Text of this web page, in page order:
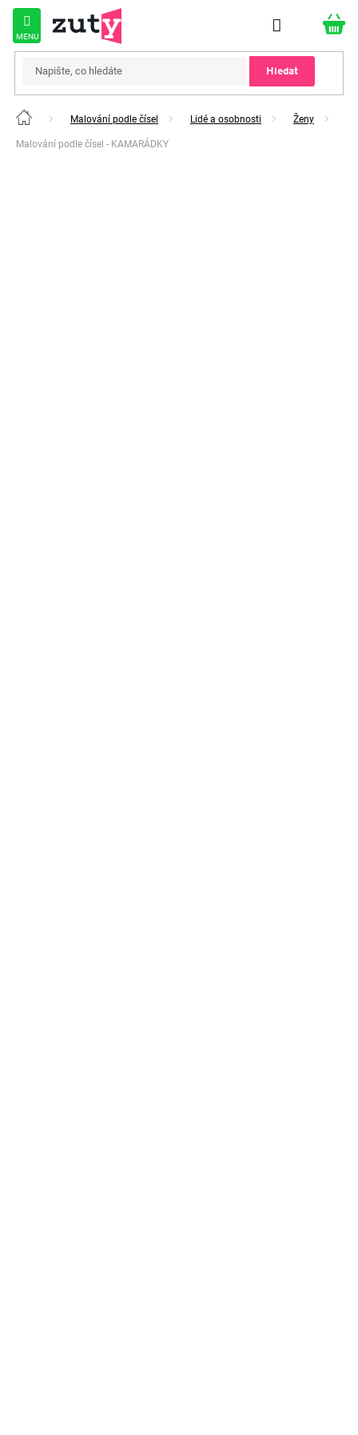
Přejít
obsah
Hledat
Domů Malování podle čísel Lidé a osobnosti Ženy
Malování podle čísel - KAMARÁDKY